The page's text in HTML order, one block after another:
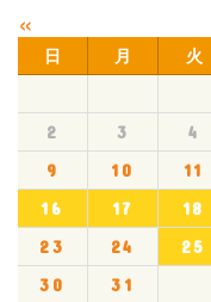
«
日 月 火
2
3 4
9
10 11
16
17 18
23
24 25
30
31